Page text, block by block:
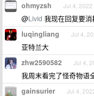
ohmyzsh Jul 4, 2022
@Livid 我现在回复要消
luqingliang Jul 4,
亚特兰大
zhw2590582 Jul 4,
我周末看完了怪奇物语
gainsurier Jul 4,